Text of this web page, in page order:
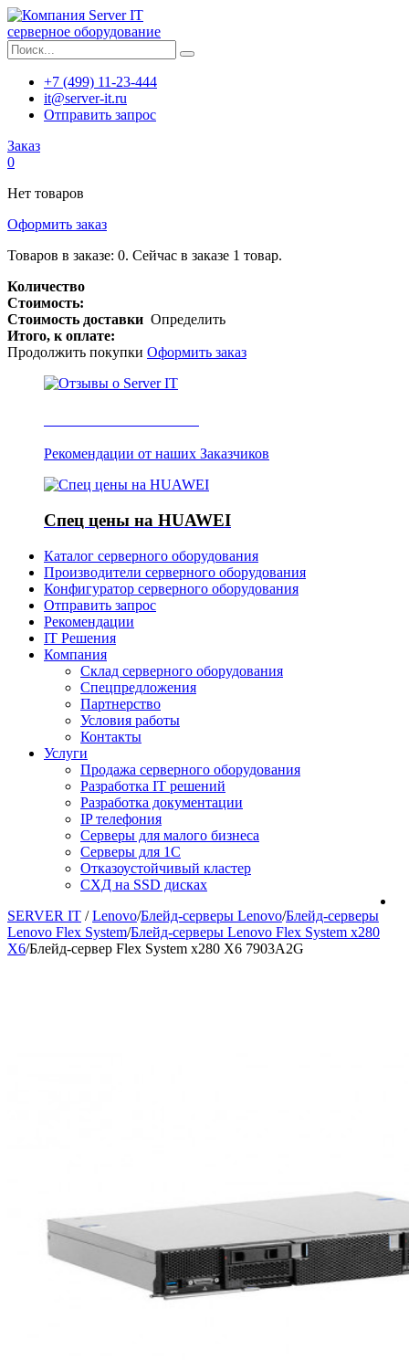
серверное оборудование
+7 (499) 11-23-444
it@server-it.ru
Отправить запрос
Заказ
0
Нет товаров
Оформить заказ
Товаров в заказе: 0. Сейчас в заказе 1 товар.
Количество
Стоимость:
Стоимость доставки Определить
Итого, к оплате:
Продолжить покупки Оформить заказ
Рекомендации от наших Заказчиков
Спец цены на HUAWEI
Каталог серверного оборудования
Производители серверного оборудования
Конфигуратор серверного оборудования
Отправить запрос
Рекомендации
IT Решения
Компания
Склад серверного оборудования
Спецпредложения
Партнерство
Условия работы
Контакты
Услуги
Продажа серверного оборудования
Разработка IT решений
Разработка документации
IP телефония
Серверы для малого бизнеса
Серверы для 1С
Отказоустойчивый кластер
СХД на SSD дисках
SERVER IT / Lenovo/Блейд-серверы Lenovo/Блейд-серверы
Lenovo Flex System/Блейд-серверы Lenovo Flex System x280
X6/Блейд-сервер Flex System x280 X6 7903A2G